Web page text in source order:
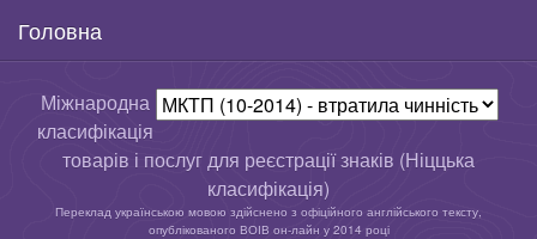
Головна
Міжнародна
класифікація
товарів і послуг для реєстрації знаків (Ніццька
класифікація)
Переклад українською мовою здійснено з офіційного англійського тексту,
опублікованого ВОІВ он-лайн у 2014 році